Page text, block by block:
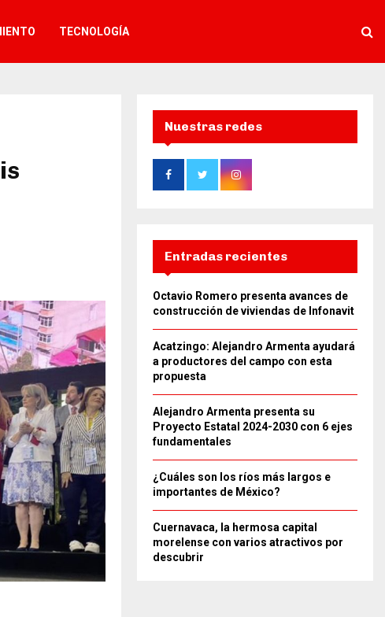
TECNOLOGÍA
Nuestras redes
Entradas recientes
Octavio Romero presenta avances de
construcción de viviendas de Infonavit
Acatzingo: Alejandro Armenta ayudará
a productores del campo con esta
propuesta
Alejandro Armenta presenta su
Proyecto Estatal 2024-2030 con 6 ejes
fundamentales
¿Cuáles son los ríos más largos e
importantes de México?
Cuernavaca, la hermosa capital
morelense con varios atractivos por
descubrir